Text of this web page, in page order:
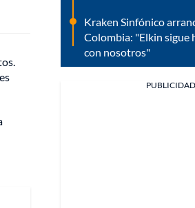
Kraken Sinfónico
Colombia: "Elkin sigue
con nosotros"
PUBLICIDAD